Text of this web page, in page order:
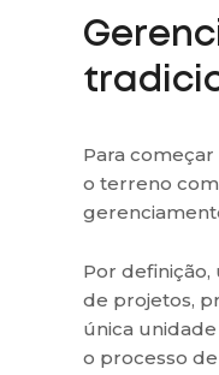
Para
o terreno
Por
de projetos,
única
o processo